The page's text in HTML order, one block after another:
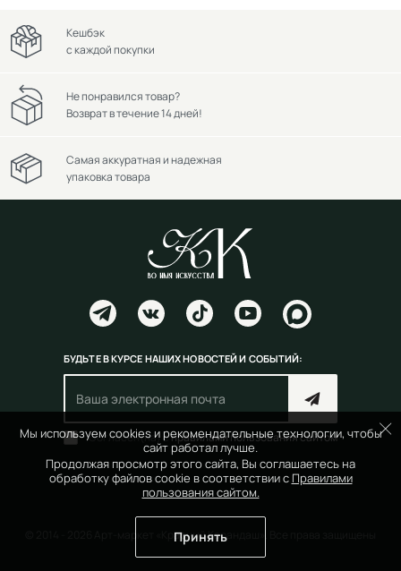
Мы используем cookies и рекомендательные технологии, чтобы
сайт работал лучше.
Продолжая просмотр этого сайта, Вы соглашаетесь на
обработку файлов cookie в соответствии с Правилами
пользования сайтом.
Принять
Кешбэк
с каждой покупки
Не понравился товар?
Возврат в течение 14 дней!
Самая аккуратная и надежная
упаковка товара
БУДЬТЕ В КУРСЕ НАШИХ НОВОСТЕЙ И СОБЫТИЙ:
Согласен(на) справилами пользования сайтом
© 2014 - 2026 Арт-маркет «Красный Карандаш». Все права защищены